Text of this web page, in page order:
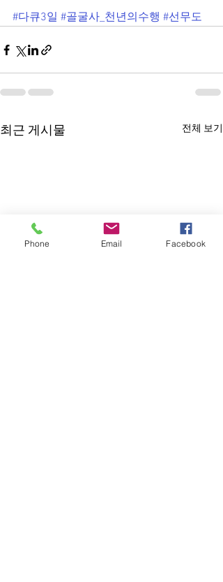
#다큐3일 #골굴사_천년의수행 #선무도
최근 게시물 전체 보기
Phone Email Facebook